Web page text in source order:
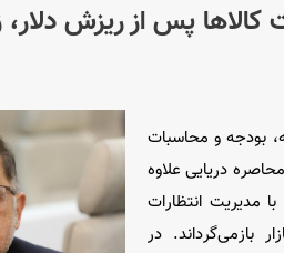
پس از ریزش دلار،
بودجه و محاسبات
دریایی علاوه
مدیریت انتظارات
بازمی‌گرداند. در